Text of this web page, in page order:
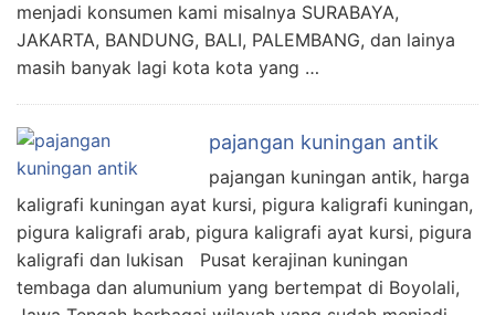
menjadi konsumen kami misalnya SURABAYA,
JAKARTA, BANDUNG, BALI, PALEMBANG, dan lainya
masih banyak lagi kota kota yang …
pajangan kuningan antik
pajangan kuningan antik, harga
kaligrafi kuningan ayat kursi, pigura kaligrafi kuningan,
pigura kaligrafi arab, pigura kaligrafi ayat kursi, pigura
kaligrafi dan lukisan Pusat kerajinan kuningan
tembaga dan alumunium yang bertempat di Boyolali,